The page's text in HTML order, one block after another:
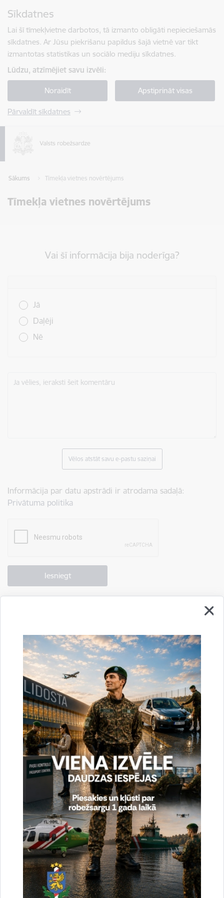
Sīkdatnes
Lai šī tīmekļvietne darbotos, tā izmanto obligāti nepieciešamās
sīkdatnes. Ar Jūsu piekrišanu papildus šajā vietnē var tikt
izmantotas statistikas un sociālo mediju sīkdatnes.
Lūdzu, atzīmējiet savu izvēli:
Noraidīt Apstiprināt visas
Pārvaldīt sīkdatnes
Sākums Tīmekļa vietnes novērtējums
Tīmekļa vietnes novērtējums
Vai šī informācija bija noderīga?
Jā
Daļēji
Nē
Ja vēlies, ieraksti šeit komentāru
Vēlos atstāt savu e-pastu saziņai
Informācija par datu apstrādi ir atrodama sadaļā:
Privātuma politika
Vai šī informācija bija noderīga?
Sniegt atsauksmi
Esi pirmais, kas uzzina!